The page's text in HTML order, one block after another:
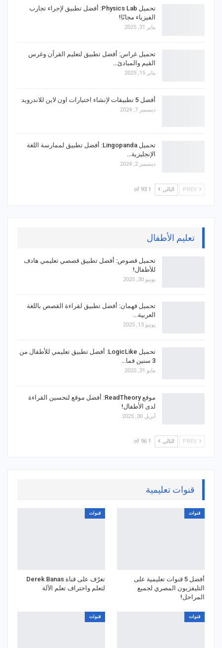
تحميل Physics Lab: أفضل تطبيق لإجراء تجارب
الفيزياء مجانًا!
يناير 31, 2025
تحميل غراس: أفضل تطبيق لتعليم القرآن وغرس
القيم والمبادئ…
يناير 15, 2025
أفضل 5 تطبيقات لإنشاء اختبارات اون لاين للاندرويد
ديسمبر 7, 2024
تحميل Lingopanda: أفضل تطبيق لممارسة اللغة
الإنجليزية…
ديسمبر 2, 2024
التالي 1 of 93
تعليم الأطفال
تحميل قصوص: أفضل تطبيق قصصي تعليمي هادف
للأطفال!
يونيو 30, 2025
تحميل فهمان: أفضل تطبيق لقراءة القصص باللغة
العربية…
يونيو 13, 2025
تحميل LogicLike: أفضل تطبيق تعليمي للأطفال من
3 سنين فما…
مايو 31, 2025
موقع ReadTheory: أفضل موقع لتحسين القراءة
لدى الأطفال!
أبريل 30, 2025
التالي 1 of 96
قنوات تعليمية
قنوات
أفضل 5 قنوات تعليمية على
التليفزيون المصري لجميع
المراحل!
قنوات
تعرّف على قناة Derek Banas
لتعلم واحتراف تعلم الآلة
قنوات قنوات